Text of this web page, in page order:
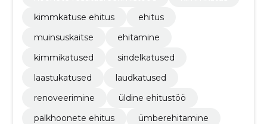
kimmkatuse ehitus
ehitus
muinsuskaitse
ehitamine
kimmikatused
sindelkatused
laastukatused
laudkatused
renoveerimine
üldine ehitustöö
palkhoonete ehitus
ümberehitamine